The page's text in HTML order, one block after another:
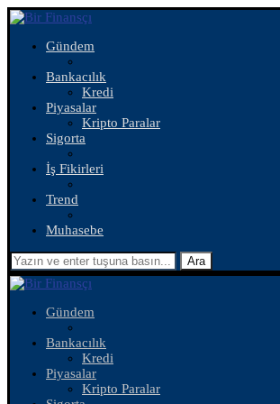
Gündem
Bankacılık
Kredi
Piyasalar
Kripto Paralar
Sigorta
İş Fikirleri
Trend
Muhasebe
Ara
Gündem
Bankacılık
Kredi
Piyasalar
Kripto Paralar